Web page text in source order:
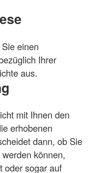
einen
Ihrer
aus.
mit Ihnen den
erhobenen
dann, ob Sie
können,
oder sogar auf